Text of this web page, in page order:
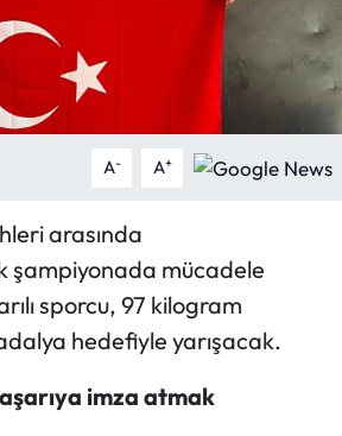
A- A+
arasında
şampiyonada mücadele
sporcu, 97 kilogram
hedefiyle yarışacak.
imza atmak